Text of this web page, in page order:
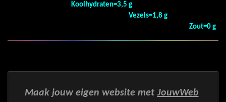
Koolhydraten=3,5 g
Vezels=1,8 g
Zout=0 g
Maak jouw eigen website met JouwWeb